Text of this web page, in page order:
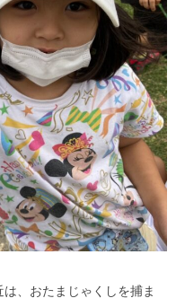
、おたまじゃくしを捕ま